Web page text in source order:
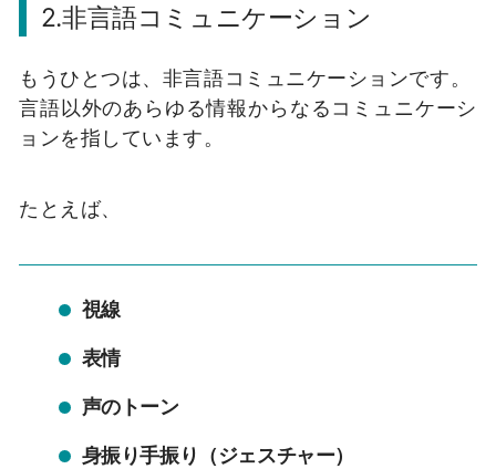
2.非言語コミュニケーション
もうひとつは、非言語コミュニケーションです。
言語以外のあらゆる情報からなるコミュニケーシ
ョンを指しています。
たとえば、
視線
表情
声のトーン
身振り手振り（ジェスチャー）